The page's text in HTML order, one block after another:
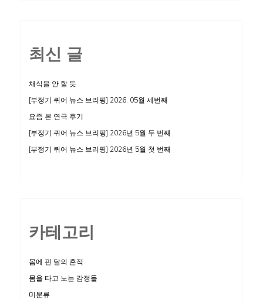
최신 글
채식을 안 할 듯
[부정기 퀴어 뉴스 브리핑] 2026. 05월 세번째
요즘 본 연극 후기
[부정기 퀴어 뉴스 브리핑] 2026년 5월 두 번째
[부정기 퀴어 뉴스 브리핑] 2026년 5월 첫 번째
카테고리
몸에 핀 달의 흔적
몸을 타고 노는 감정들
미분류